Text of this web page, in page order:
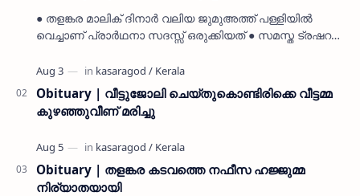
● തളങ്കര മാലിക് ദിനാർ വലിയ ജുമുഅത്ത് പള്ളിയിൽ
വെച്ചാണ് പ്രാർഥനാ സദസ്സ് ഒരുക്കിയത് ● സമസ്ത ട്രഷറർ
നൽകി കാസ…
Obituary | വീട്ടുജോലി ചെയ്തുകൊണ്ടിരിക്കെ വീട്ടമ്മ
കുഴഞ്ഞുവീണ് മരിച്ചു
Obituary | തളങ്കര കടവത്തെ നഫീസ ഹജ്ജുമ്മ
നിര്യാതയായി